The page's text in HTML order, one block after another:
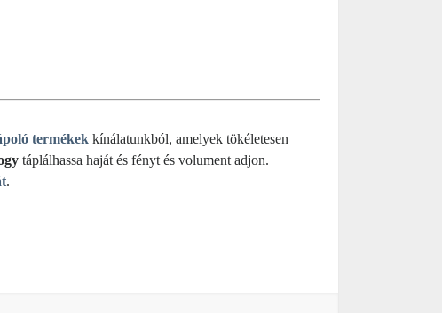
termékek kínálatunkból, amelyek tökéletesen
táplálhassa haját és fényt és volument adjon.
.